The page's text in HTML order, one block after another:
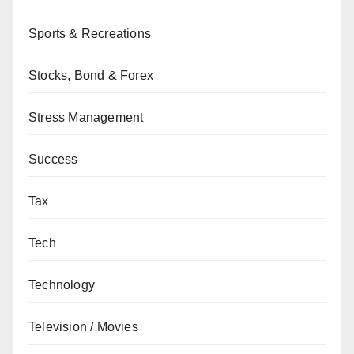
Sports & Recreations
Stocks, Bond & Forex
Stress Management
Success
Tax
Tech
Technology
Television / Movies